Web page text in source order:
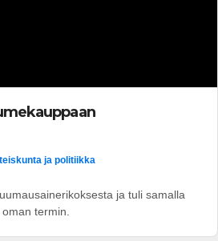
ja politiikka
ja tuli samalla
termin.